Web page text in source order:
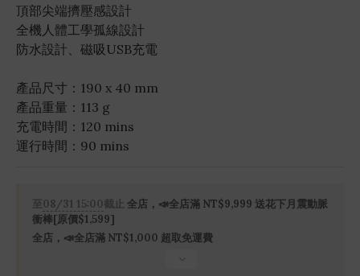
頂部尖端擠壓感設計
全機人體工學孤線設計
防水設計、磁吸USB充電
產品尺寸：190 x 40 mm
產品重量：113 g
充電時間：120 mins
運行時間：90 mins
至08/31 15:00截止
全店，📣全店滿 NT$9,999 送花下月震動脈
衝棒[原價$1,599]
全店，📣全店滿 NT$1,000 超取免運費